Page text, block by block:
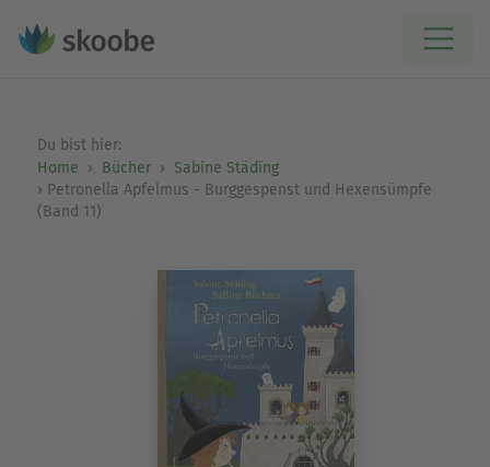
Du bist hier:
Home
Bücher
Sabine Städing
Petronella Apfelmus - Burggespenst und Hexensümpfe
(Band 11)